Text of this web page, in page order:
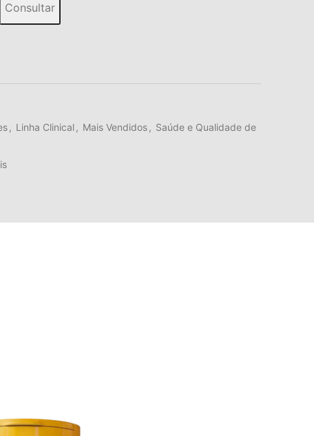
Consultar
, Linha Clinical , Mais Vendidos , Saúde e Qualidade de